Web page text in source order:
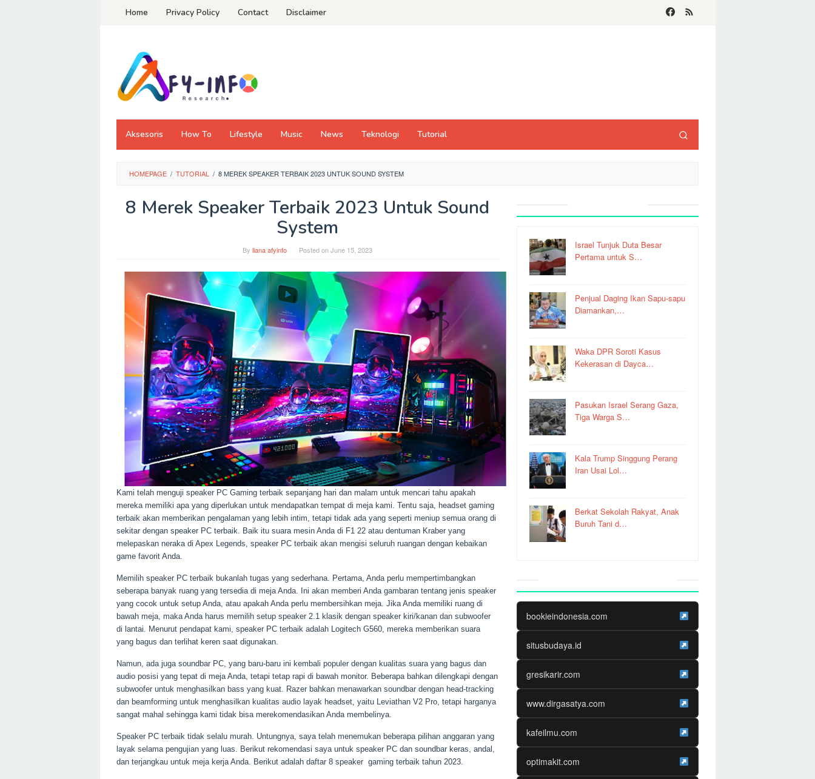
Home Privacy Policy Contact Disclaimer
Aksesoris How To Lifestyle Music News Teknologi Tutorial
HOMEPAGE / TUTORIAL / 8 MEREK SPEAKER TERBAIK 2023 UNTUK SOUND SYSTEM
8 Merek Speaker Terbaik 2023 Untuk Sound
System
By liana afyinfo Posted onJune 15, 2023
Kami telah menguji speaker PC Gaming terbaik sepanjang hari dan malam untuk mencari tahu apakah
mereka memiliki apa yang diperlukan untuk mendapatkan tempat di meja kami. Tentu saja, headset gaming
terbaik akan memberikan pengalaman yang lebih intim, tetapi tidak ada yang seperti meniup semua orang di
sekitar dengan speaker PC terbaik. Baik itu suara mesin Anda di F1 22 atau dentuman Kraber yang
melepaskan neraka di Apex Legends, speaker PC terbaik akan mengisi seluruh ruangan dengan kebaikan
game favorit Anda.
Memilih speaker PC terbaik bukanlah tugas yang sederhana. Pertama, Anda perlu mempertimbangkan
seberapa banyak ruang yang tersedia di meja Anda. Ini akan memberi Anda gambaran tentang jenis speaker
yang cocok untuk setup Anda, atau apakah Anda perlu membersihkan meja. Jika Anda memiliki ruang di
bawah meja, maka Anda harus memilih setup speaker 2.1 klasik dengan speaker kiri/kanan dan subwoofer
di lantai. Menurut pendapat kami, speaker PC terbaik adalah Logitech G560, mereka memberikan suara
yang bagus dan terlihat keren saat digunakan.
Namun, ada juga soundbar PC, yang baru-baru ini kembali populer dengan kualitas suara yang bagus dan
audio posisi yang tepat di meja Anda, tetapi tetap rapi di bawah monitor. Beberapa bahkan dilengkapi dengan
subwoofer untuk menghasilkan bass yang kuat. Razer bahkan menawarkan soundbar dengan head-tracking
dan beamforming untuk menghasilkan kualitas audio layak headset, yaitu Leviathan V2 Pro, tetapi harganya
sangat mahal sehingga kami tidak bisa merekomendasikan Anda membelinya.
Speaker PC terbaik tidak selalu murah. Untungnya, saya telah menemukan beberapa pilihan anggaran yang
layak selama pengujian yang luas. Berikut rekomendasi saya untuk speaker PC dan soundbar keras, andal,
dan terjangkau untuk meja kerja Anda. Berikut adalah daftar 8 speaker gaming terbaik tahun 2023.
Israel Tunjuk Duta Besar
Pertama untuk S…
Penjual Daging Ikan Sapu-sapu
Diamankan,…
Waka DPR Soroti Kasus
Kekerasan di Dayca…
Pasukan Israel Serang Gaza,
Tiga Warga S…
Kala Trump Singgung Perang
Iran Usai Lol…
Berkat Sekolah Rakyat, Anak
Buruh Tani d…
bookieindonesia.com
situsbudaya.id
gresikarir.com
www.dirgasatya.com
kafeilmu.com
optimakit.com